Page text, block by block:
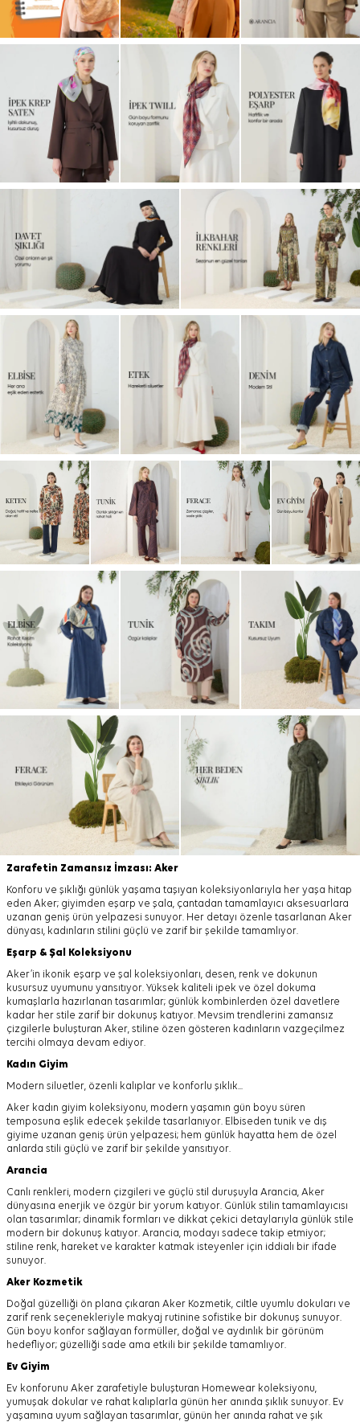
Zarafetin Zamansız İmzası: Aker
Konforu ve şıklığı günlük yaşama taşıyan koleksiyonlarıyla her yaşa hitap
eden Aker; giyimden eşarp ve şala, çantadan tamamlayıcı aksesuarlara
uzanan geniş ürün yelpazesi sunuyor. Her detayı özenle tasarlanan Aker
dünyası, kadınların stilini güçlü ve zarif bir şekilde tamamlıyor.
Eşarp & Şal Koleksiyonu
Aker’in ikonik eşarp ve şal koleksiyonları, desen, renk ve dokunun
kusursuz uyumunu yansıtıyor. Yüksek kaliteli ipek ve özel dokuma
kumaşlarla hazırlanan tasarımlar; günlük kombinlerden özel davetlere
kadar her stile zarif bir dokunuş katıyor. Mevsim trendlerini zamansız
çizgilerle buluşturan Aker, stiline özen gösteren kadınların vazgeçilmez
tercihi olmaya devam ediyor.
Kadın Giyim
Modern siluetler, özenli kalıplar ve konforlu şıklık...
Aker kadın giyim koleksiyonu, modern yaşamın gün boyu süren
temposuna eşlik edecek şekilde tasarlanıyor. Elbiseden tunik ve dış
giyime uzanan geniş ürün yelpazesi; hem günlük hayatta hem de özel
anlarda stili güçlü ve zarif bir şekilde yansıtıyor.
Arancia
Canlı renkleri, modern çizgileri ve güçlü stil duruşuyla Arancia, Aker
dünyasına enerjik ve özgür bir yorum katıyor. Günlük stilin tamamlayıcısı
olan tasarımlar; dinamik formları ve dikkat çekici detaylarıyla günlük stile
modern bir dokunuş katıyor. Arancia, modayı sadece takip etmiyor;
stiline renk, hareket ve karakter katmak isteyenler için iddialı bir ifade
sunuyor.
Aker Kozmetik
Doğal güzelliği ön plana çıkaran Aker Kozmetik, ciltle uyumlu dokuları ve
zarif renk seçenekleriyle makyaj rutinine sofistike bir dokunuş sunuyor.
Gün boyu konfor sağlayan formüller, doğal ve aydınlık bir görünüm
hedefliyor; güzelliği sade ama etkili bir şekilde tamamlıyor.
Ev Giyim
Ev konforunu Aker zarafetiyle buluşturan Homewear koleksiyonu,
yumuşak dokular ve rahat kalıplarla günün her anında şıklık sunuyor. Ev
yaşamına uyum sağlayan tasarımlar, günün her anında rahat ve şık